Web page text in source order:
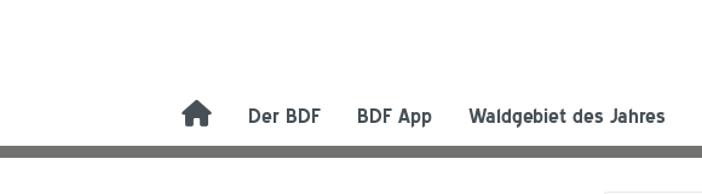
Der BDF BDF App Waldgebiet des Jahres